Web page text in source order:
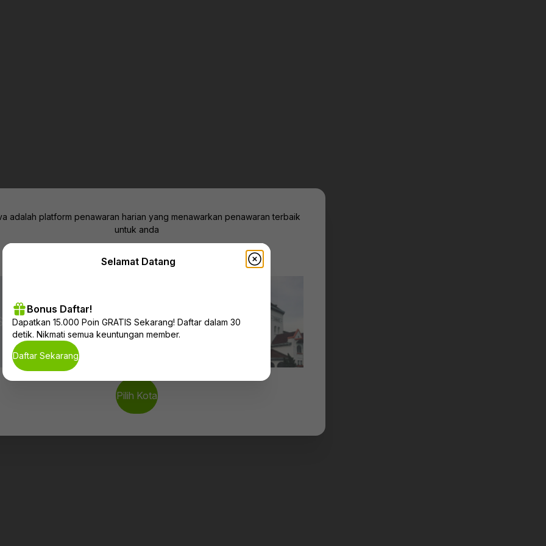
adalah platform penawaran harian yang menawarkan penawaran terbaik
untuk anda
Pilih kota-mu sekarang!
Surabaya Jakarta Medan
Pilih Kota
Selamat Datang
Bonus Daftar!
Dapatkan 15.000 Poin GRATIS Sekarang! Daftar dalam 30
detik. Nikmati semua keuntungan member.
Daftar Sekarang